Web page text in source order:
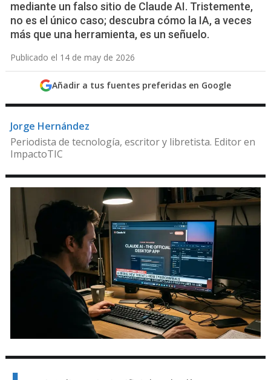
mediante un falso sitio de Claude AI. Tristemente,
no es el único caso; descubra cómo la IA, a veces
más que una herramienta, es un señuelo.
Publicado el 14 de may de 2026
Añadir a tus fuentes preferidas en Google
Jorge Hernández
Periodista de tecnología, escritor y libretista. Editor en
ImpactoTIC